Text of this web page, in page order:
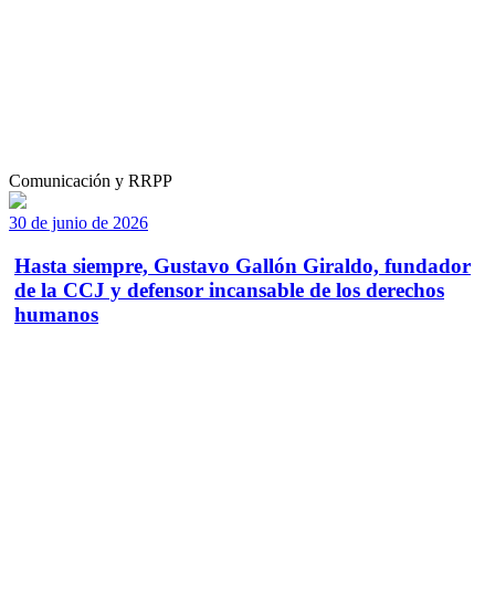
Comunicación y RRPP
30 de junio de 2026
Hasta siempre, Gustavo Gallón Giraldo, fundador
de la CCJ y defensor incansable de los derechos
humanos